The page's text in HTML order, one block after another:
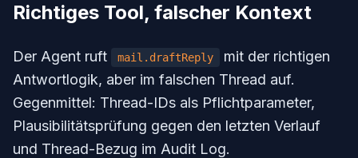
Richtiges Tool, falscher Kontext
Der Agent ruft mail.draftReply
mit der richtigen
Antwortlogik, aber im falschen Thread auf.
Gegenmittel: Thread-IDs als Pflichtparameter,
Plausibilitätsprüfung gegen den letzten Verlauf
und Thread-Bezug im Audit Log.